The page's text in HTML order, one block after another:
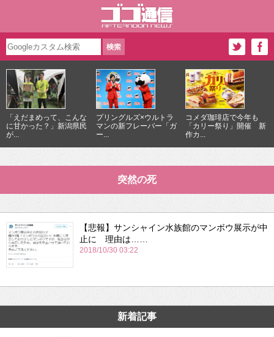
「えだまめって、こんな
に甘かった？」新潟県民
が...
プリングルズ×ウルトラ
マンの新フレーバー「ガ
ー...
コメダ珈琲店で今年も
「カリー祭り」開催 新
作カ...
突然の死
【悲報】サンシャイン水族館のマンボウ展示が中
止に 理由は……
2018/10/30 03:22
新着記事